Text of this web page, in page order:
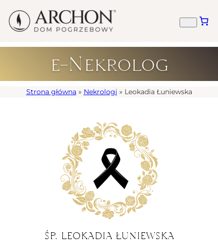
e-Nekrolog
Strona główna » Nekrologi » Leokadia Łuniewska
ŚP. LEOKADIA ŁUNIEWSKA